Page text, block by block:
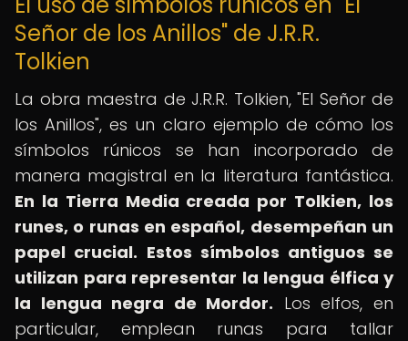
Señor de los Anillos" de J.R.R.
Tolkien
La obra maestra de J.R.R. Tolkien, "El Señor de
los Anillos", es un claro ejemplo de cómo los
símbolos rúnicos se han incorporado de
manera magistral en la literatura fantástica.
En la Tierra Media creada por Tolkien, los
runes, o runas en español, desempeñan un
papel crucial. Estos símbolos antiguos se
utilizan para representar la lengua élfica y
la lengua negra de Mordor. Los elfos, en
particular, emplean runas para tallar